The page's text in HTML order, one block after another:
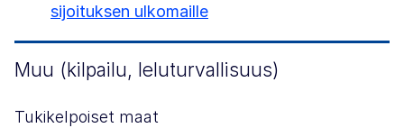
sijoituksen ulkomaille
Muu (kilpailu, leluturvallisuus)
Tukikelpoiset maat